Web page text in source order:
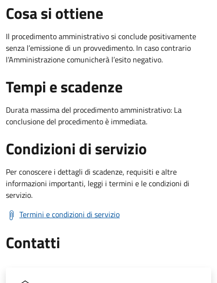
Cosa si ottiene
Il procedimento amministrativo si conclude positivamente
senza l’emissione di un provvedimento. In caso contrario
l’Amministrazione comunicherà l’esito negativo.
Tempi e scadenze
Durata massima del procedimento amministrativo: La
conclusione del procedimento è immediata.
Condizioni di servizio
Per conoscere i dettagli di scadenze, requisiti e altre
informazioni importanti, leggi i termini e le condizioni di
servizio.
Termini e condizioni di servizio
Contatti